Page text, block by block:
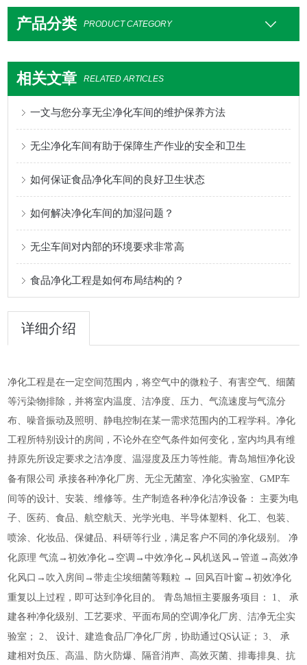
产品分类 PRODUCT CATEGORY
相关文章 RELATED ARTICLES
一文与您分享无尘净化车间的维护保养方法
无尘净化车间有助于保障生产作业的安全和卫生
如何保证食品净化车间的良好卫生状态
如何解决净化车间的加湿问题？
无尘车间对内部的环境要求非常高
食品净化工程是如何布局结构的？
详细介绍
净化工程是在一定空间范围内，将空气中的微粒子、有害空气、细菌
等污染物排除，并将室内温度、洁净度、压力、气流速度与气流分
布、噪音振动及照明、静电控制在某一需求范围内的工程学科。净化
工程所特别设计的房间，不论外在空气条件如何变化，室内均具有维
持原先所设定要求之洁净度、温湿度及压力等性能。青岛旭恒净化设
备有限公司 承接各种净化厂房、无尘无菌室、净化实验室、GMP车
间等的设计、安装、维修等。生产制造各种净化洁净设备：
主要为电
子、医药、食品、航空航天、光学光电、半导体塑料、化工、包装、
喷涂、化妆品、保健品、科研等行业，满足客户不同的净化级别。
净
化原理 气流→初效净化→空调→中效净化→风机送风→管道→高效净
化风口→吹入房间→带走尘埃细菌等颗粒 → 回风百叶窗→初效净化
重复以上过程，即可达到净化目的。
青岛旭恒主要服务项目： 1、
承
建各种净化级别、工艺要求、平面布局的空调净化厂房、洁净无尘实
验室；
2、 设计、建造食品厂净化厂房，协助通过QS认证； 3、
承
建相对负压、高温、防火防爆、隔音消声、高效灭菌、排毒排臭、抗